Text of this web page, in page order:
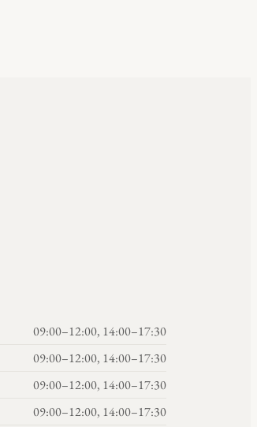
09:00–12:00, 14:00–17:30
09:00–12:00, 14:00–17:30
09:00–12:00, 14:00–17:30
09:00–12:00, 14:00–17:30